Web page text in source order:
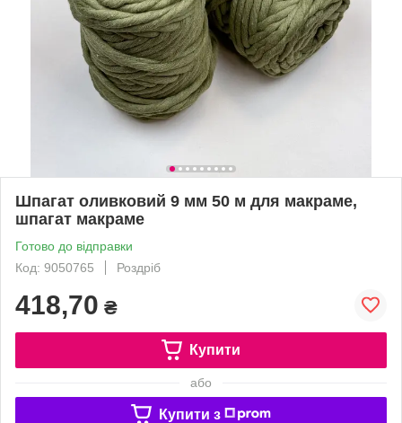
Шпагат оливковий 9 мм 50 м для макраме,
шпагат макраме
Готово до відправки
Код: 9050765
Роздріб
418,70 ₴
Купити
або
Купити з